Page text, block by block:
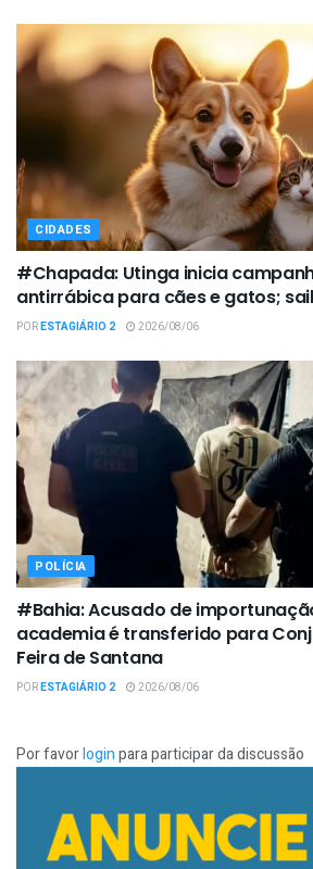
CIDADES
#Chapada: Utinga inicia
antirrábica para cães e gatos;
PORESTAGIÁRIO 2 2026/08/06
POLÍCIA
#Bahia: Acusado de
academia é transferido para
Feira de Santana
PORESTAGIÁRIO 2 2026/08/06
Por favorloginpara participar da discussão